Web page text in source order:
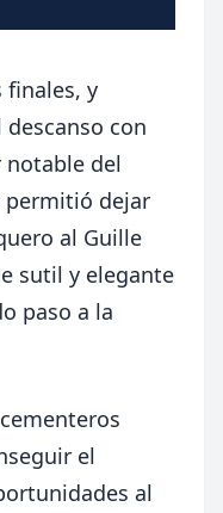
finales, y
con
notable del
permitió dejar
al Guille
sutil y elegante
paso a la
el
al